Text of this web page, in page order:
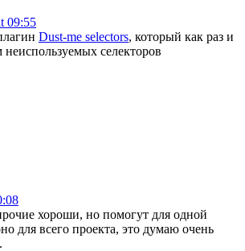
09:55
Dust-me selectors, который как раз и
неиспользуемых селекторов
хороши, но помогут для одной
для всего проекта, это думаю очень